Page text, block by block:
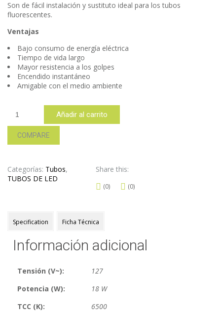
Son de fácil instalación y sustituto ideal para los tubos
fluorescentes.
Ventajas
Bajo consumo de energía eléctrica
Tiempo de vida largo
Mayor resistencia a los golpes
Encendido instantáneo
Amigable con el medio ambiente
T818VTF2
cantidad
Añadir al carrito
COMPARE
Categorías: Tubos,
TUBOS DE LED
Share this:
(0) (0)
Specification Ficha Técnica
Información adicional
Tensión (V~):
127
Potencia (W):
18 W
TCC (K):
6500